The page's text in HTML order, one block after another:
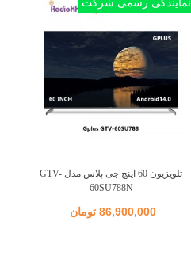
اضافه به مقایسه
تلویزیون 60 اینچ جی پلاس مدل GTV-
60SU788N
86,900,000 تومان